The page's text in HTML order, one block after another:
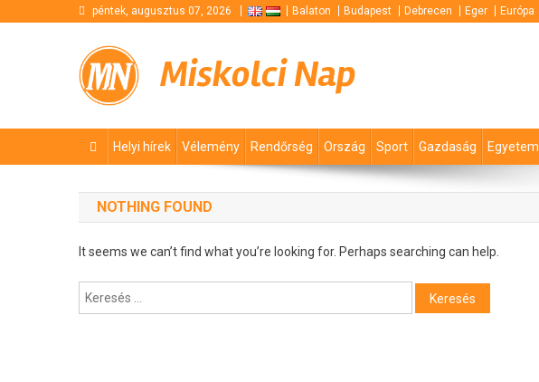
péntek, augusztus 07, 2026 Balaton Budapest Debrecen Eger Európa
Miskolci Nap
Helyi hírek Vélemény Rendőrség Ország Sport Gazdaság Egyetem
NOTHING FOUND
It seems we can’t find what you’re looking for. Perhaps searching can help.
Keresés: